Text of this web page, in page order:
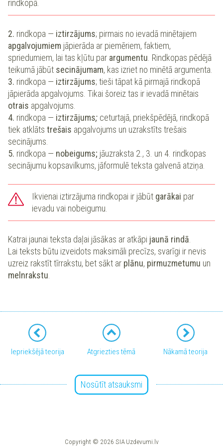
rindkopā.
2. rindkopa — iztirzājums; pirmais no ievadā minētajiem
apgalvojumiem jāpierāda ar piemēriem, faktiem,
spriedumiem, lai tas kļūtu par argumentu . Rindkopas pēdējā
teikumā jābūt secinājumam, kas izriet no minētā argumenta.
3. rindkopa — iztirzājums; tieši tāpat kā pirmajā rindkopā
jāpierāda apgalvojums. Tikai šoreiz tas ir ievadā minētais
otrais apgalvojums.
4. rindkopa — iztirzājums; ceturtajā, priekšpēdējā, rindkopā
tiek atklāts trešais apgalvojums un uzrakstīts trešais
secinājums.
5. rindkopa — nobeigums; jāuzraksta 2., 3. un 4. rindkopas
secinājumu kopsavilkums, jāformulē teksta galvenā atziņa.
Ikvienai iztirzājuma rindkopai ir jābūt garākai par
ievadu vai nobeigumu.
Katrai jaunai teksta daļai jāsākas ar atkāpi jaunā rindā
Lai teksts būtu izveidots maksimāli precīzs, svarīgi ir nevis
uzreiz rakstīt tīrrakstu, bet sākt ar plānu, pirmuzmetumu un
melnrakstu
Iepriekšējā teorija Atgriezties tēmā Nākamā teorija
Nosūtīt atsauksmi
Copyright © 2026 SIA Uzdevumi.lv